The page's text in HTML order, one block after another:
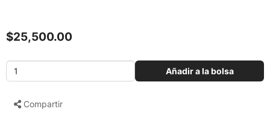
$25,500.00
Añadir a la bolsa
Compartir